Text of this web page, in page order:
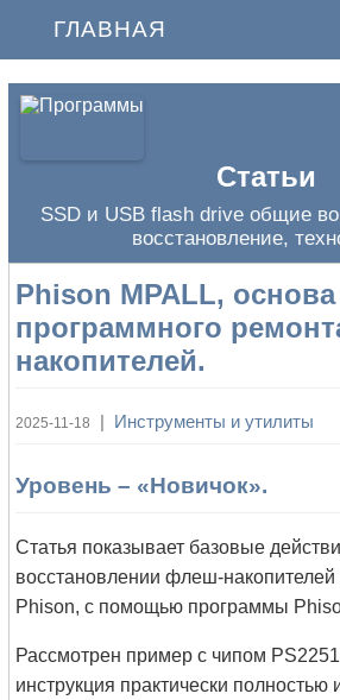
ГЛАВНАЯ
Статьи
SSD и USB flash drive общие
восстановление,
Phison MPALL, основа
программного
накопителей.
2025-11-18 | Инструменты и утилиты
Уровень – «Новичок».
Статья показывает базовые
восстановлении флеш-накопителей
Phison, с помощью программы
Рассмотрен пример с чипом
инструкция практически полностью